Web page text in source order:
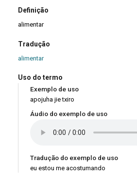
Definição
alimentar
Tradução
alimentar
Uso do termo
Exemplo de uso
apojuha jie txiro
Áudio do exemplo de uso
Tradução do exemplo de uso
eu estou me acostumando